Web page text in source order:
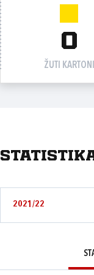
0
ŽUTI KARTONI
Statistika
2021/22